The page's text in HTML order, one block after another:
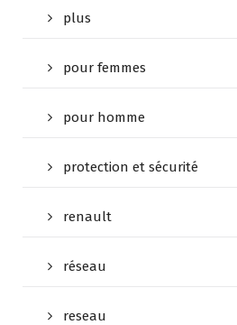
plus
pour femmes
pour homme
protection et sécurité
renault
réseau
reseau